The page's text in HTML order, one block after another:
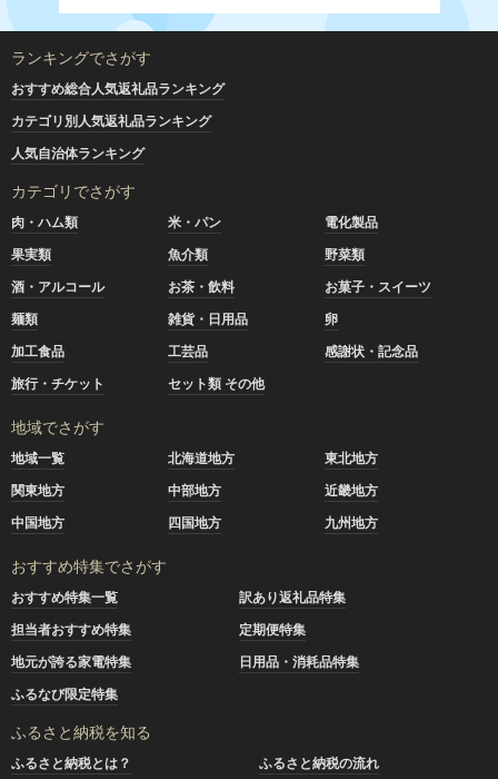
ランキングでさがす
おすすめ総合人気返礼品ランキング
カテゴリ別人気返礼品ランキング
人気自治体ランキング
カテゴリでさがす
肉・ハム類 米・パン
電化製品
果実類
魚介類
野菜類
酒・アルコール
お茶・飲料
お菓子・スイーツ
麺類
雑貨・日用品
卵
加工食品
工芸品
感謝状・記念品
旅行・チケット
セット類 その他
地域でさがす
地域一覧 北海道地方
東北地方
関東地方
中部地方
近畿地方
中国地方
四国地方 九州地方
おすすめ特集でさがす
おすすめ特集一覧
訳あり返礼品特集
担当者おすすめ特集
定期便特集
地元が誇る家電特集
日用品・消耗品特集
ふるなび限定特集
ふるさと納税を知る
ふるさと納税とは？
ふるさと納税の流れ